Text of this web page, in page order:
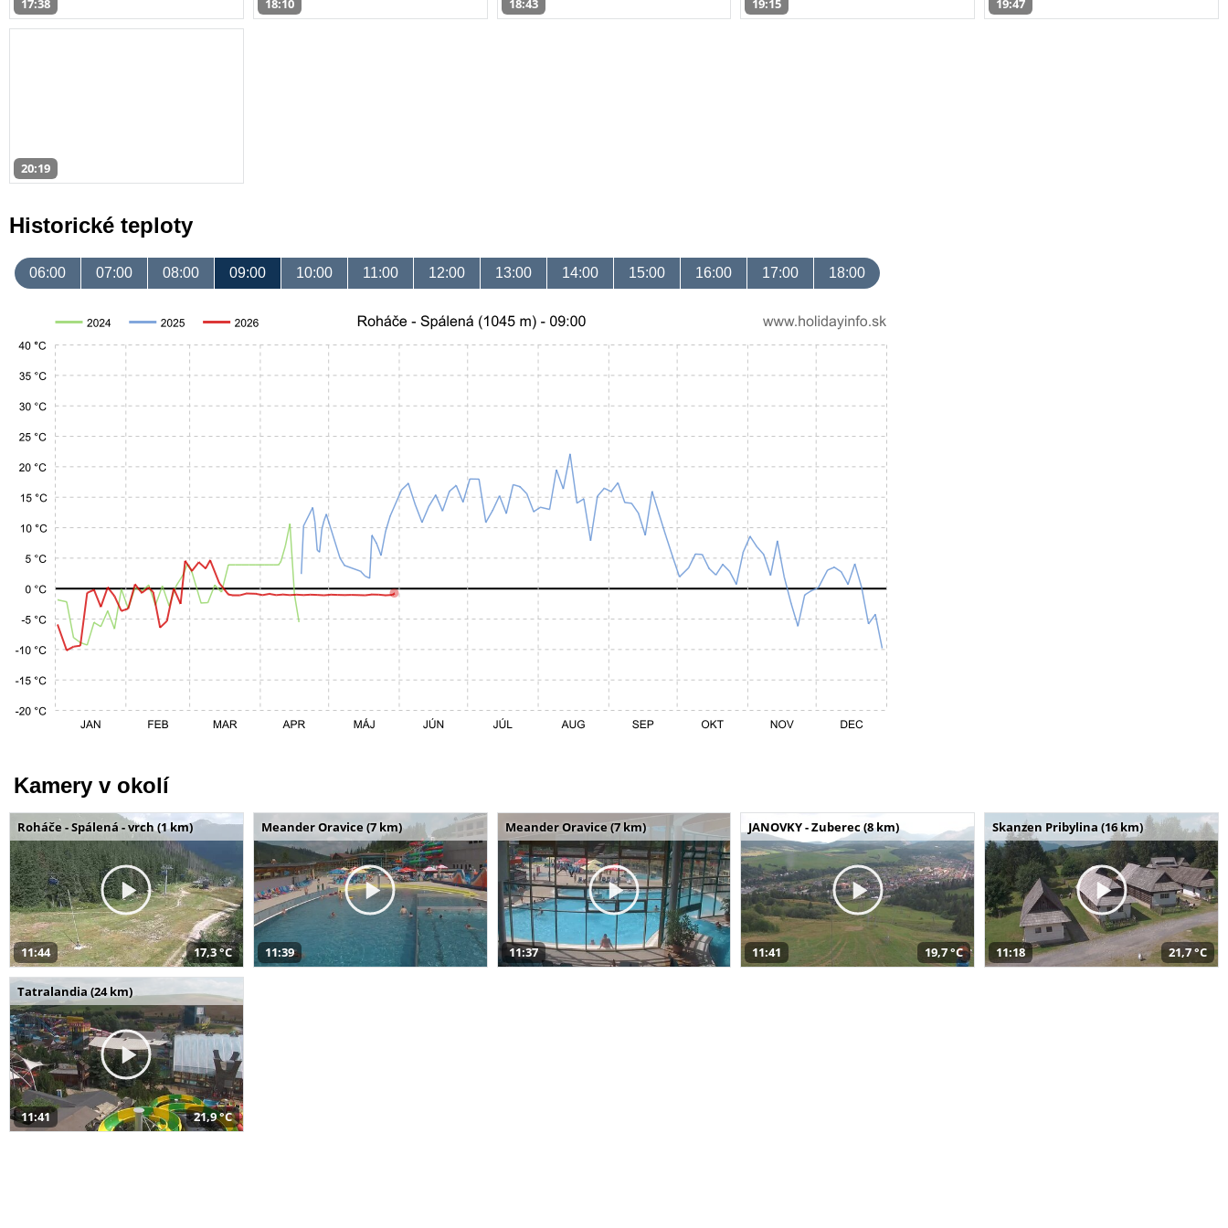
17:38 18:10 18:43 19:15 19:47
20:19
Historické teploty
06:00 07:00 08:00 09:00 10:00 11:00 12:00 13:00 14:00 15:00 16:00 17:00 18:00
Kamery v okolí
Roháče - Spálená - vrch (1 km)
11:44 17,3 °C
Meander Oravice (7 km)
11:39
Meander Oravice (7 km)
11:37
JANOVKY - Zuberec (8 km)
11:41 19,7 °C
Skanzen Pribylina (16 km)
11:18 21,7 °C
Tatralandia (24 km)
11:41 21,9 °C